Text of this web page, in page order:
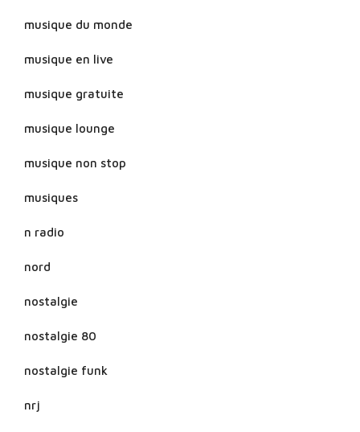
musique du monde
musique en live
musique gratuite
musique lounge
musique non stop
musiques
n radio
nord
nostalgie
nostalgie 80
nostalgie funk
nrj